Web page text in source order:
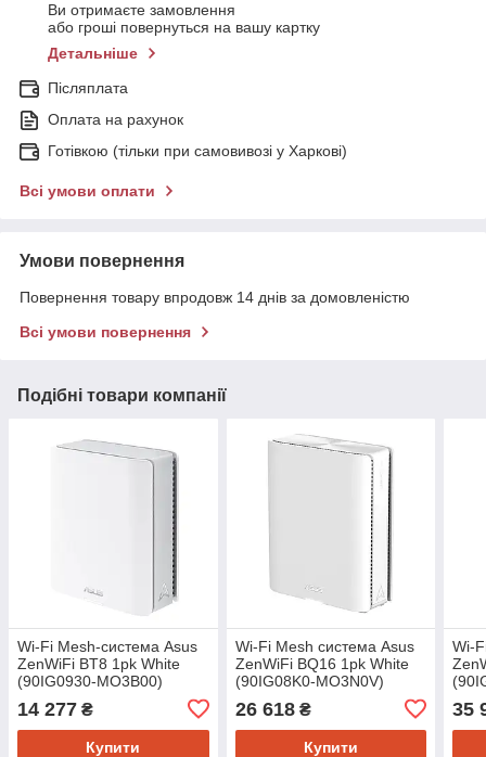
Ви отримаєте замовлення
або гроші повернуться на вашу картку
Детальніше
Післяплата
Оплата на рахунок
Готівкою (тільки при самовивозі у Харкові)
Всі умови оплати
Умови повернення
Повернення товару впродовж 14 днів за домовленістю
Всі умови повернення
Подібні товари компанії
Wi-Fi Mesh-система Asus
ZenWiFi BT8 1pk White
(90IG0930-MO3B00)
14 277 ₴
Купити
Wi-Fi Mesh система Asus
ZenWiFi BQ16 1pk White
(90IG08K0-MO3N0V)
26 618₴
Купити
Wi-
35